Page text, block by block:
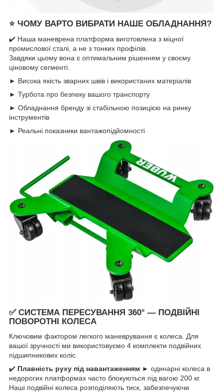
⭐ ЧОМУ ВАРТО ВИБРАТИ НАШЕ ОБЛАДНАННЯ?
✔️ Наша маневрена платформа виготовлена з міцної
промислової сталі, а не з тонких профілів.
Завдяки цьому вона є оптимальним рішенням у своєму
ціновому сегменті.
► Висока якість зварних швів і використаних матеріалів
► Турбота про безпеку вашого транспорту
► Обладнання бренду зі стабільною позицією на ринку
інструментів
► Реальні показники вантажопідйомності
✅ СИСТЕМА ПЕРЕСУВАННЯ 360° — ПОДВІЙНІ
ПОВОРОТНІ КОЛЕСА
Ключовим фактором легкого маневрування є колеса. Для
вашої зручності ми використовуємо 4 комплекти подвійних
підшипникових коліс.
✔️ Плавність руху під навантаженням ► одинарні колеса в
недорогих платформах часто блокуються під вагою 200 кг.
Наші подвійні колеса розподіляють тиск, забезпечуючи